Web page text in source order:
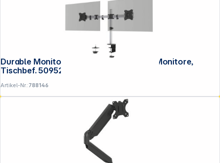
Durable Monitor Halterung Select für 2 Monitore,
Tischbef. 509523
Artikel-Nr.:788146